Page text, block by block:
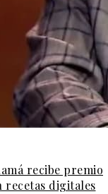
recibe premio
digitales